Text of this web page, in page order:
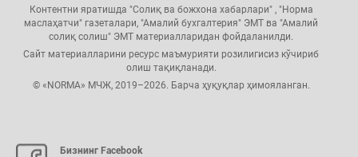
Контентни яратишда "Солиқ ва божхона хабарлари" , "Норма
маслаҳатчи" газеталари, "Амалий бухгалтерия" ЭМТ ва "Амалий
солиқ солиш" ЭМТ материалларидан фойдаланилди.
Сайт материалларини ресурс маъмурияти розилигисиз кўчириб
олиш тақиқланади.
© «NORMA» МЧЖ, 2019–2026. Барча ҳуқуқлар ҳимояланган.
Бизнинг Facebook